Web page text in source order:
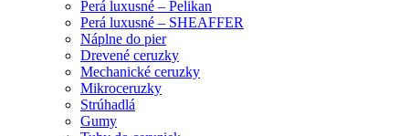
Perá luxusné – Pelikan
Perá luxusné – SHEAFFER
Náplne do pier
Drevené ceruzky
Mechanické ceruzky
Mikroceruzky
Strúhadlá
Gumy